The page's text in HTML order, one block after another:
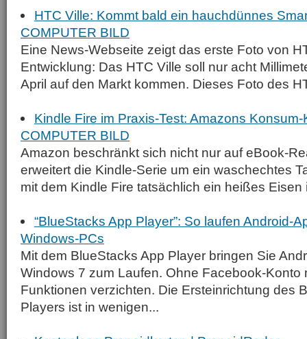
HTC Ville: Kommt bald ein hauchdünnes
COMPUTER BILD
Eine News-Webseite zeigt das erste Foto von
Entwicklung: Das HTC Ville soll nur acht
April auf den Markt kommen. Dieses Foto des
Kindle Fire im Praxis-Test: Amazons
COMPUTER BILD
Amazon beschränkt sich nicht nur auf eBook-
erweitert die Kindle-Serie um ein waschechtes
mit dem Kindle Fire tatsächlich ein heißes Eisen
“BlueStacks App Player”: So laufen Android-
Windows-PCs
Mit dem BlueStacks App Player bringen Sie
Windows 7 zum Laufen. Ohne Facebook-Konto
Funktionen verzichten. Die Ersteinrichtung des
Players ist in wenigen...